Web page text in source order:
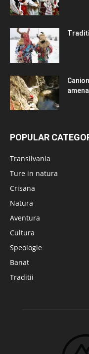
POPULAR
Transilvania
Ture in natura
Crisana
Natura
Aventura
Cultura
Speologie
Banat
Traditii